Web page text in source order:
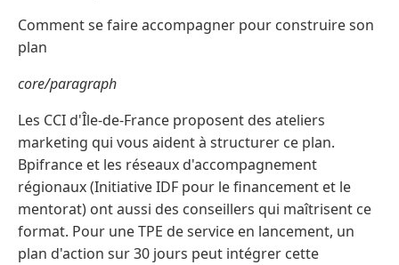
Comment se faire accompagner pour construire son
plan
core/paragraph
Les CCI d'Île-de-France proposent des ateliers
marketing qui vous aident à structurer ce plan.
Bpifrance et les réseaux d'accompagnement
régionaux (Initiative IDF pour le financement et le
mentorat) ont aussi des conseillers qui maîtrisent ce
format. Pour une TPE de service en lancement, un
plan d'action sur 30 jours peut intégrer cette